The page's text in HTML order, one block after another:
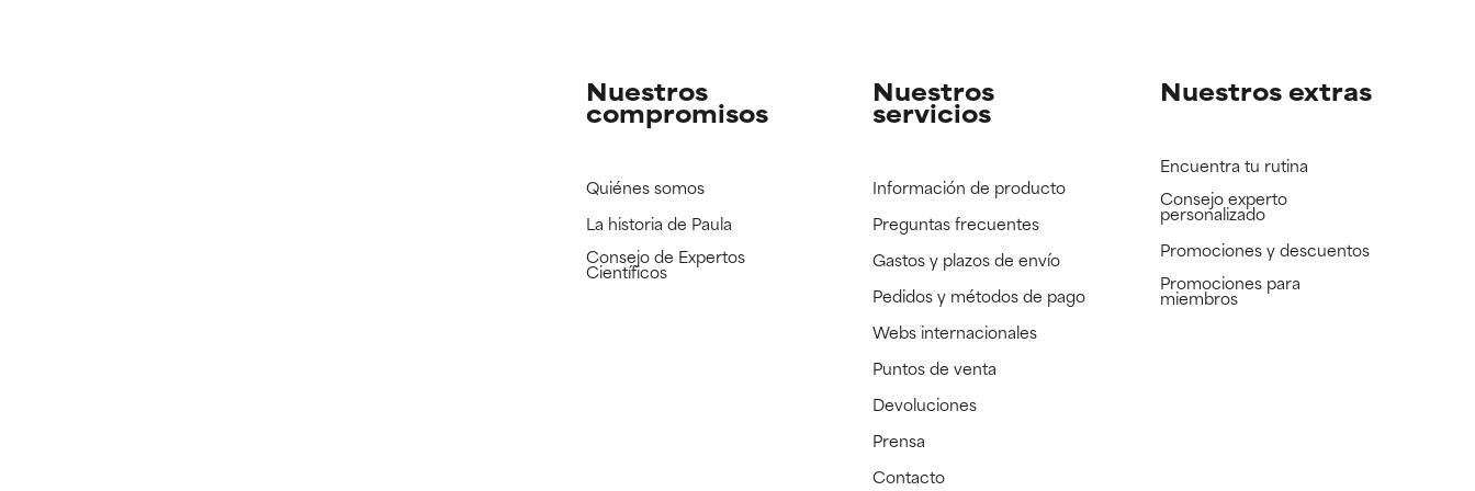
Nuestros
compromisos
Quiénes somos
La historia de Paula
Consejo de Expertos
Científicos
Nuestros
servicios
Información de producto
Preguntas frecuentes
Gastos y plazos de envío
Pedidos y métodos de pago
Webs internacionales
Puntos de venta
Devoluciones
Prensa
Contacto
Nuestros extras
Encuentra tu rutina
Consejo experto
personalizado
Promociones y descuentos​
Promociones para
miembros